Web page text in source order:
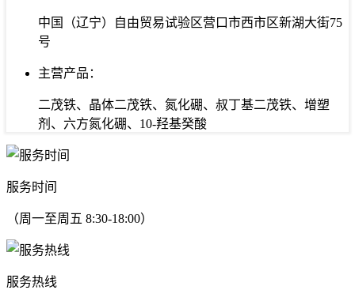
中国（辽宁）自由贸易试验区营口市西市区新湖大街75
号
主营产品：
二茂铁、晶体二茂铁、氮化硼、叔丁基二茂铁、增塑
剂、六方氮化硼、10-羟基癸酸
服务时间
（周一至周五 8:30-18:00）
服务热线